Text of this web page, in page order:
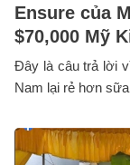
Ensure của
$70,000 Mỹ
Đây là câu trả lời
Nam lại rẻ hơn